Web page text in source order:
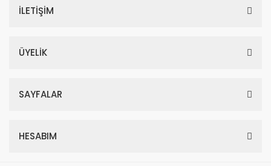
İLETİŞİM
ÜYELİK
SAYFALAR
HESABIM